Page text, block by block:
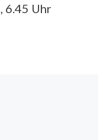
6.45 Uhr